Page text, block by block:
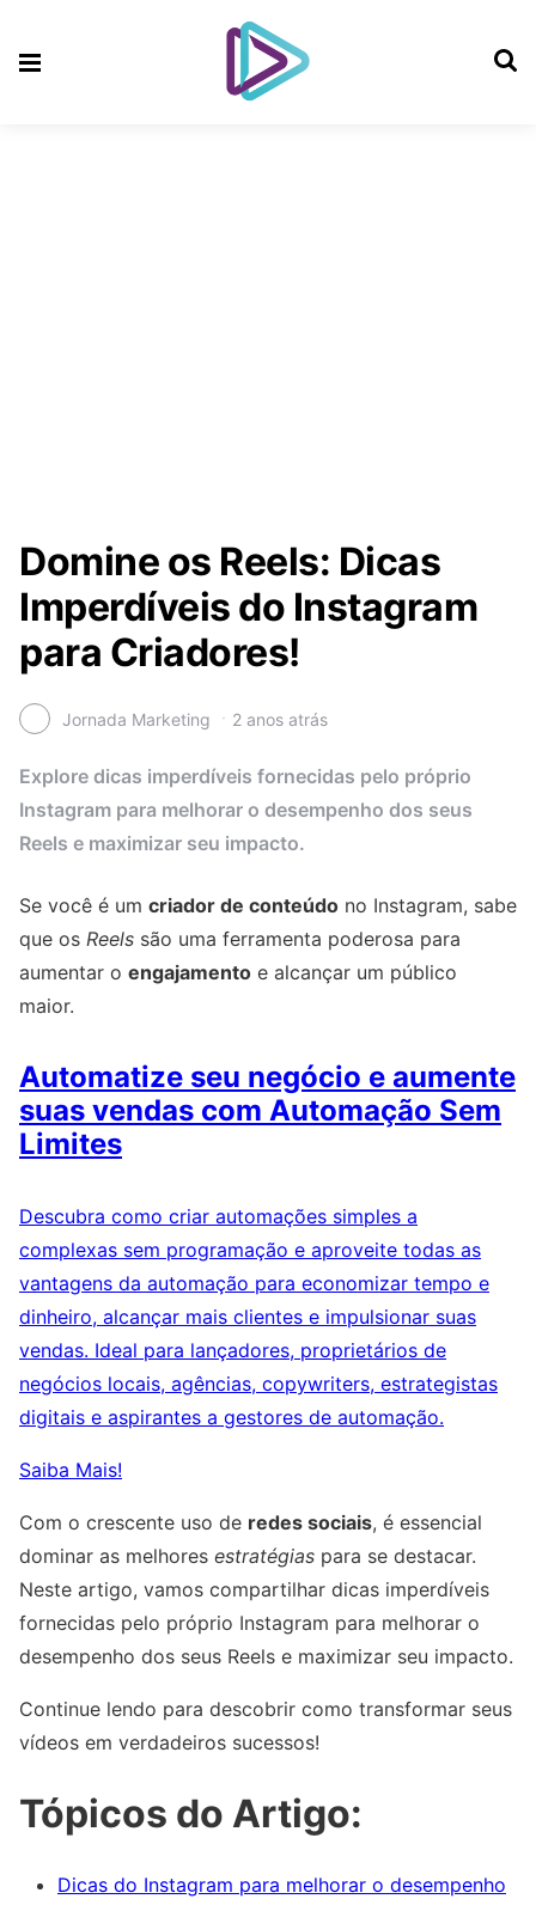
Domine os Reels: Dicas
Imperdíveis do Instagram
para Criadores!
Jornada Marketing 2 anos atrás
Explore dicas imperdíveis fornecidas pelo próprio
Instagram para melhorar o desempenho dos seus
Reels e maximizar seu impacto.
Se você é um criador de conteúdo no Instagram, sabe
que os Reels são uma ferramenta poderosa para
aumentar o engajamento e alcançar um público
maior.
Automatize seu negócio e aumente
suas vendas com Automação Sem
Limites
Descubra como criar automações simples a
complexas sem programação e aproveite todas as
vantagens da automação para economizar tempo e
dinheiro, alcançar mais clientes e impulsionar suas
vendas. Ideal para lançadores, proprietários de
negócios locais, agências, copywriters, estrategistas
digitais e aspirantes a gestores de automação.
Saiba Mais!
Com o crescente uso de redes sociais, é essencial
dominar as melhores estratégias para se destacar.
Neste artigo, vamos compartilhar dicas imperdíveis
fornecidas pelo próprio Instagram para melhorar o
desempenho dos seus Reels e maximizar seu impacto.
Continue lendo para descobrir como transformar seus
vídeos em verdadeiros sucessos!
Tópicos do Artigo:
Dicas do Instagram para melhorar o desempenho